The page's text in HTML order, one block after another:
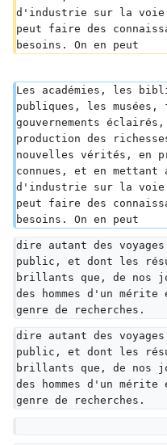
d'industrie sur la voie
peut faire des
besoins. On en peut
Les académies, les
publiques, les musées,
gouvernements
production des
nouvelles vérités, en
connues, et en
d'industrie sur la voie
peut faire des
besoins. On en peut
dire autant des
public, et dont les
brillants que, de nos
des hommes d'un
genre de recherches.
dire autant des
public, et dont les
brillants que, de nos
des hommes d'un
genre de recherches.